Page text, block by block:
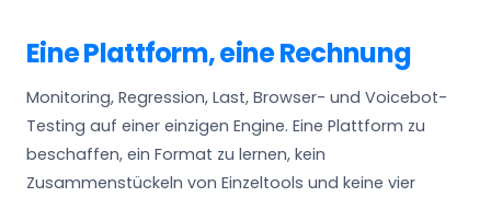
Eine Plattform, eine Rechnung
Monitoring, Regression, Last, Browser- und Voicebot-
Testing auf einer einzigen Engine. Eine Plattform zu
beschaffen, ein Format zu lernen, kein
Zusammenstückeln von Einzeltools und keine vier